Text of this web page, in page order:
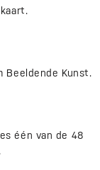
Beeldende Kunst.
één van de 48